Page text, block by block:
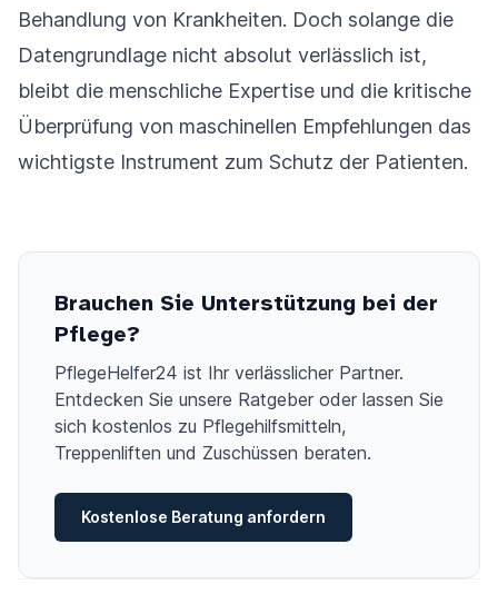
Behandlung von Krankheiten. Doch solange die
Datengrundlage nicht absolut verlässlich ist,
bleibt die menschliche Expertise und die kritische
Überprüfung von maschinellen Empfehlungen das
wichtigste Instrument zum Schutz der Patienten.
Brauchen Sie Unterstützung bei der
Pflege?
PflegeHelfer24 ist Ihr verlässlicher Partner.
Entdecken Sie unsere Ratgeber oder lassen Sie
sich kostenlos zu Pflegehilfsmitteln,
Treppenliften und Zuschüssen beraten.
Kostenlose Beratung anfordern